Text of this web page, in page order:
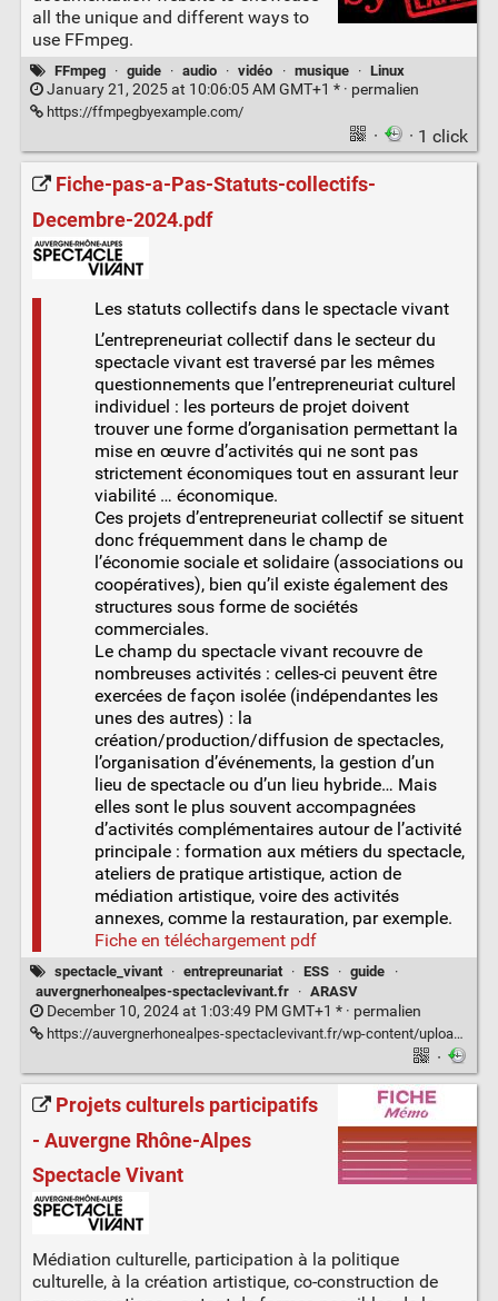
all the unique and different ways to
use FFmpeg.
FFmpeg · guide · audio · vidéo · musique · Linux
January 21, 2025 at 10:06:05 AM GMT+1 * · permalien
https://ffmpegbyexample.com/
· · 1 click
Fiche-pas-a-Pas-Statuts-collectifs-
Decembre-2024.pdf
Les statuts collectifs dans le spectacle vivant
L’entrepreneuriat collectif dans le secteur du
spectacle vivant est traversé par les mêmes
questionnements que l’entrepreneuriat culturel
individuel : les porteurs de projet doivent
trouver une forme d’organisation permettant la
mise en œuvre d’activités qui ne sont pas
strictement économiques tout en assurant leur
viabilité … économique.
Ces projets d’entrepreneuriat collectif se situent
donc fréquemment dans le champ de
l’économie sociale et solidaire (associations ou
coopératives), bien qu’il existe également des
structures sous forme de sociétés
commerciales.
Le champ du spectacle vivant recouvre de
nombreuses activités : celles-ci peuvent être
exercées de façon isolée (indépendantes les
unes des autres) : la
création/production/diffusion de spectacles,
l’organisation d’événements, la gestion d’un
lieu de spectacle ou d’un lieu hybride… Mais
elles sont le plus souvent accompagnées
d’activités complémentaires autour de l’activité
principale : formation aux métiers du spectacle,
ateliers de pratique artistique, action de
médiation artistique, voire des activités
annexes, comme la restauration, par exemple.
Fiche en téléchargement pdf
spectacle_vivant · entrepreunariat · ESS · guide
·
auvergnerhonealpes-spectaclevivant.fr
· ARASV
December 10, 2024 at 1:03:49 PM GMT+1 * · permalien
https://auvergnerhonealpes-spectaclevivant.fr/wp-content/uploads/2024/12/Fiche-pas-a-Pas-Statuts-collectifs-Decembre-2024.pdf
·
Projets culturels participatifs
- Auvergne Rhône-Alpes
Spectacle Vivant
Médiation culturelle, participation à la politique
culturelle, à la création artistique, co-construction de